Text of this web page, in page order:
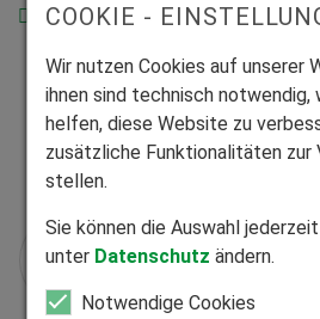
Anleitung als Video ansehen
Sicherheitshinweise
Dachfenster
COOKIE -
Wir nutzen Cookies auf unserer
ihnen sind technisch notwendig,
helfen, diese Website zu
zusätzliche Funktionalitäten zur
stellen.
Sie können die Auswahl jederzeit
unter Datenschutz ändern.
Notwendige Cookies